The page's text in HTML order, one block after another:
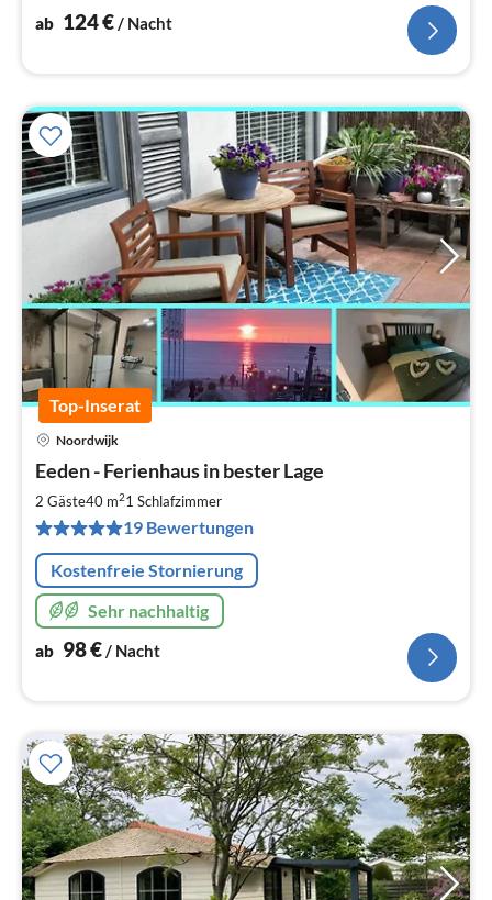
der Nähe des Meeres und des Strandes.
ab 124€/ Nacht
Top-Inserat
Noordwijk
Eeden - Ferienhaus in bester Lage
2 Gäste40 m21 Schlafzimmer
19 Bewertungen
Kostenfreie Stornierung
Sehr nachhaltig
ab 98€/ Nacht